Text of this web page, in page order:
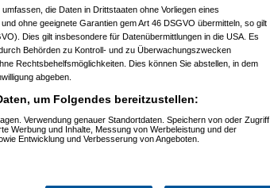
die Daten in Drittstaaten ohne Vorliegen eines
ohne geeignete Garantien gem Art 46 DSGVO übermitteln, so gilt
Dies gilt insbesondere für Datenübermittlungen in die USA. Es
Behörden zu Kontroll- und zu Überwachungszwecken
Rechtsbehelfsmöglichkeiten. Dies können Sie abstellen, in dem
abgeben.
um Folgendes bereitzustellen:
Verwendung genauer Standortdaten. Speichern von oder Zugriff
Werbung und Inhalte, Messung von Werbeleistung und der
Entwicklung und Verbesserung von Angeboten.